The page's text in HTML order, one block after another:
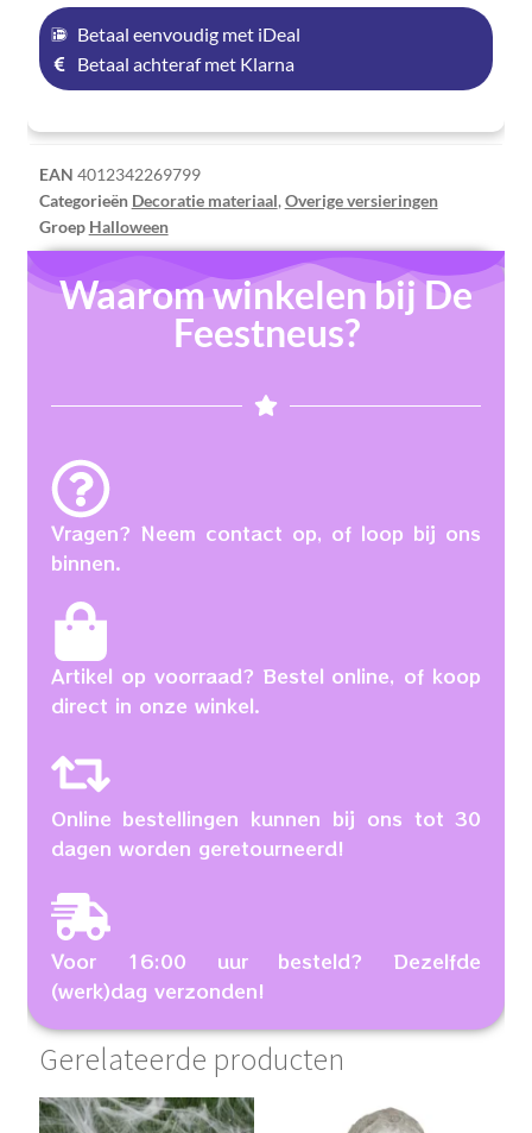
Betaal eenvoudig met iDeal
Betaal achteraf met Klarna
EAN 4012342269799
Categorieën Decoratie materiaal, Overige versieringen
Groep Halloween
Waarom winkelen bij De
Feestneus?
Vragen? Neem contact op, of loop bij ons
binnen.
Artikel op voorraad? Bestel online, of koop
direct in onze winkel.
Online bestellingen kunnen bij ons tot 30
dagen worden geretourneerd!
Voor 16:00 uur besteld? Dezelfde
(werk)dag verzonden!
Gerelateerde producten